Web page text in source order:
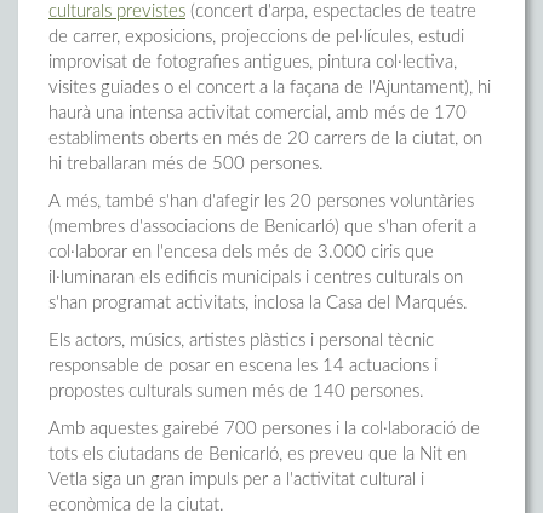
culturals previstes (concert d'arpa, espectacles de teatre
de carrer, exposicions, projeccions de pel·lícules, estudi
improvisat de fotografies antigues, pintura col·lectiva,
visites guiades o el concert a la façana de l'Ajuntament), hi
haurà una intensa activitat comercial, amb més de 170
establiments oberts en més de 20 carrers de la ciutat, on
hi treballaran més de 500 persones.
A més, també s'han d'afegir les 20 persones voluntàries
(membres d'associacions de Benicarló) que s'han oferit a
col·laborar en l'encesa dels més de 3.000 ciris que
il·luminaran els edificis municipals i centres culturals on
s'han programat activitats, inclosa la Casa del Marqués.
Els actors, músics, artistes plàstics i personal tècnic
responsable de posar en escena les 14 actuacions i
propostes culturals sumen més de 140 persones.
Amb aquestes gairebé 700 persones i la col·laboració de
tots els ciutadans de Benicarló, es preveu que la Nit en
Vetla siga un gran impuls per a l'activitat cultural i
econòmica de la ciutat.